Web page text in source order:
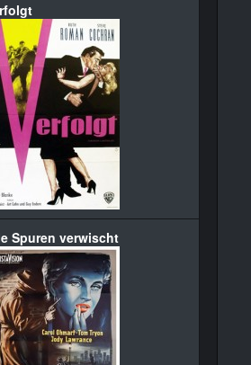
Spuren verwischt